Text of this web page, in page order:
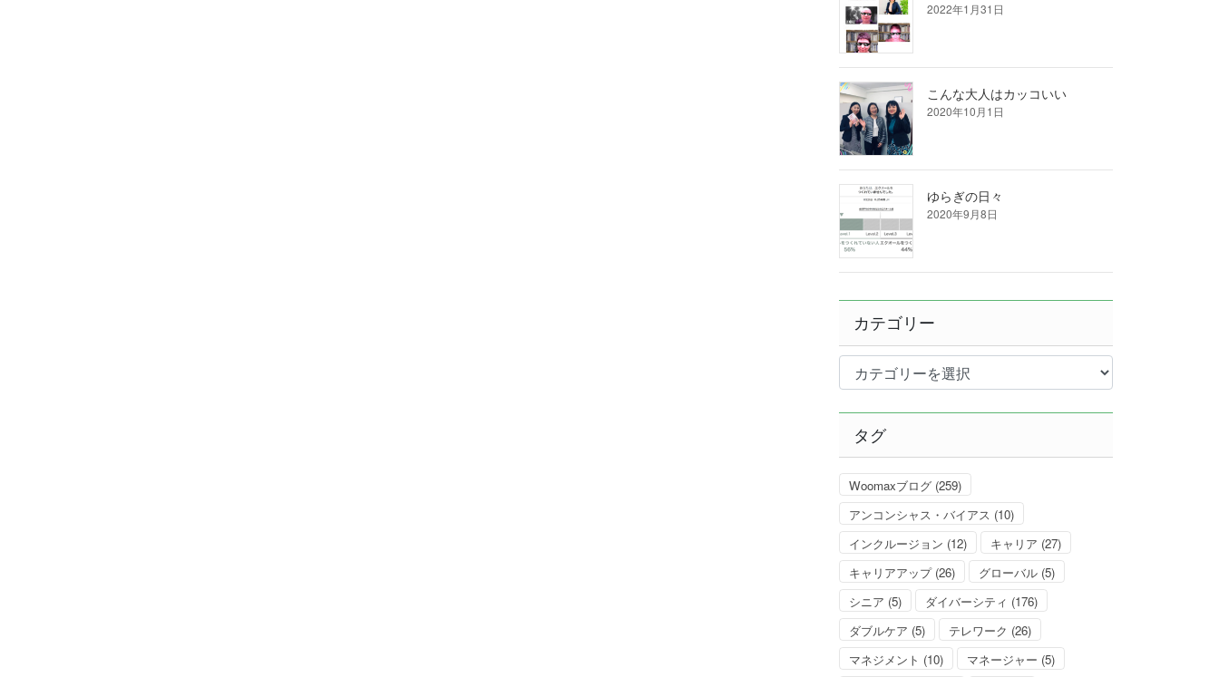
2022年1月31日
こんな大人はカッコいい
2020年10月1日
ゆらぎの日々
2020年9月8日
カテゴリー
カ
テ
ゴ
タグ
Woomaxブログ (259)
アンコンシャス・バイアス (10)
インクルージョン (12) キャリア (27)
キャリアアップ(26) グローバル (5)
シニア (5) ダイバーシティ (176)
ダブルケア (5) テレワーク (26)
マネジメント (10) マネージャー (5)